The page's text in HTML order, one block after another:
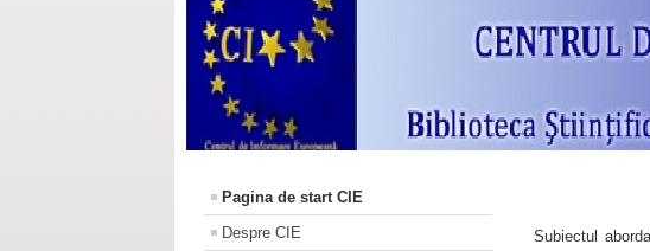
Pagina de start CIE
Despre CIE
Subiectul